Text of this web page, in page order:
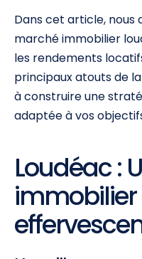
Dans cet article, nous
marché immobilier
les rendements
principaux atouts de
à construire une
adaptée à vos
Loudéac :
immobilier